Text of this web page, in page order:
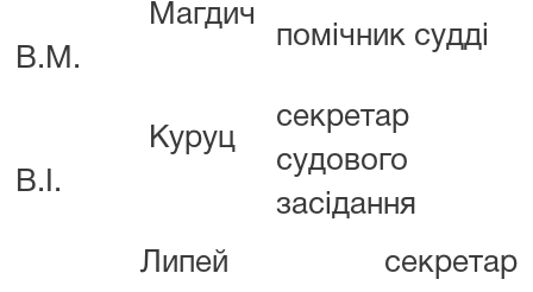
Магдич
В.М.
помічник судді
Куруц
В.І.
секретар
судового
засідання
Липей
секретар